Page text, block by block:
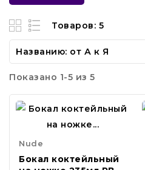
Товаров: 5
Названию: от А к Я
Показано 1-5 из 5
Nude
Бокал коктейльный